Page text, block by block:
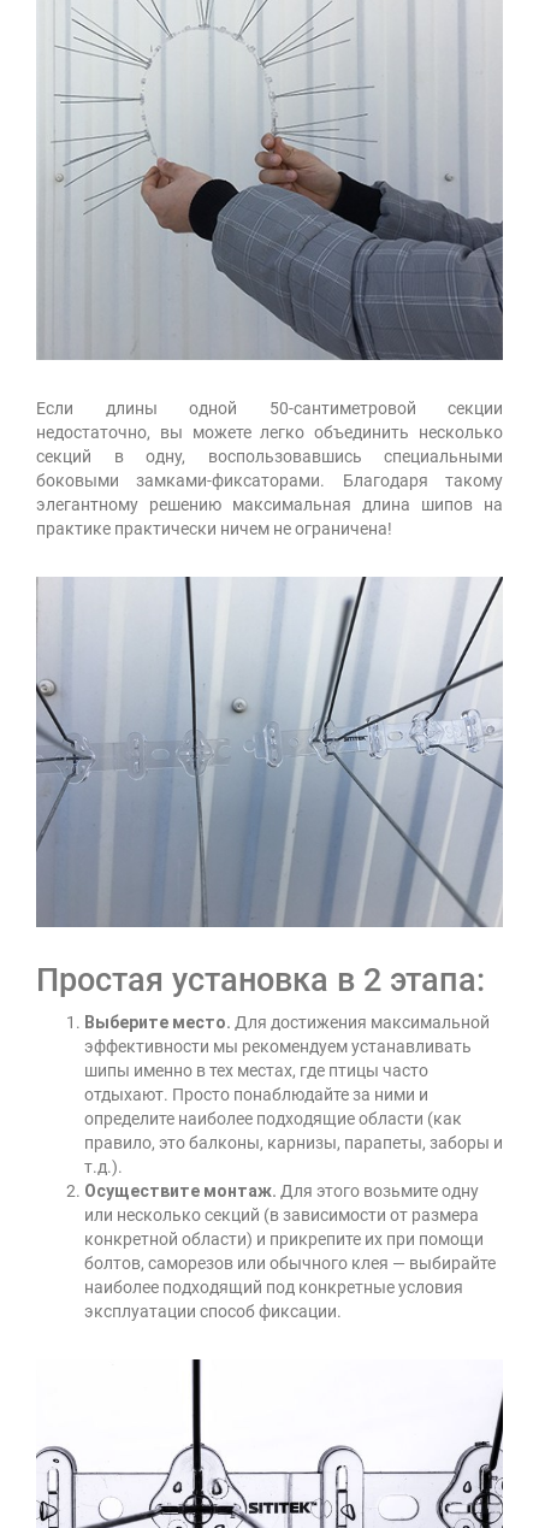
Если длины одной 50-сантиметровой секции
недостаточно, вы можете легко объединить несколько
секций в одну, воспользовавшись специальными
боковыми замками-фиксаторами. Благодаря такому
элегантному решению максимальная длина шипов на
практике практически ничем не ограничена!
Простая установка в 2 этапа:
Выберите место. Для достижения максимальной
эффективности мы рекомендуем устанавливать
шипы именно в тех местах, где птицы часто
отдыхают. Просто понаблюдайте за ними и
определите наиболее подходящие области (как
правило, это балконы, карнизы, парапеты, заборы и
т.д.).
Осуществите монтаж. Для этого возьмите одну
или несколько секций (в зависимости от размера
конкретной области) и прикрепите их при помощи
болтов, саморезов или обычного клея — выбирайте
наиболее подходящий под конкретные условия
эксплуатации способ фиксации.